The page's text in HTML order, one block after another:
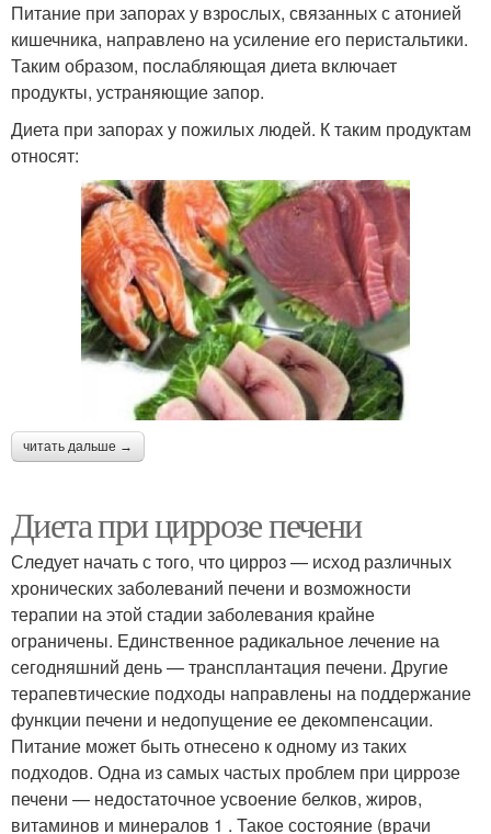
Питание при запорах у взрослых, связанных с атонией
кишечника, направлено на усиление его перистальтики.
Таким образом, послабляющая диета включает
продукты, устраняющие запор.
Диета при запорах у пожилых людей. К таким продуктам
относят:
читать дальше →
Диета при циррозе печени
Следует начать с того, что цирроз — исход различных
хронических заболеваний печени и возможности
терапии на этой стадии заболевания крайне
ограничены. Единственное радикальное лечение на
сегодняшний день — трансплантация печени. Другие
терапевтические подходы направлены на поддержание
функции печени и недопущение ее декомпенсации.
Питание может быть отнесено к одному из таких
подходов. Одна из самых частых проблем при циррозе
печени — недостаточное усвоение белков, жиров,
витаминов и минералов 1 . Такое состояние (врачи